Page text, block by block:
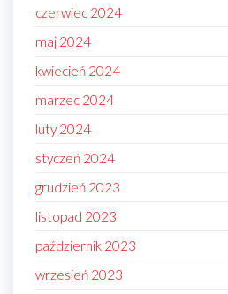
czerwiec 2024
maj 2024
kwiecień 2024
marzec 2024
luty 2024
styczeń 2024
grudzień 2023
listopad 2023
październik 2023
wrzesień 2023